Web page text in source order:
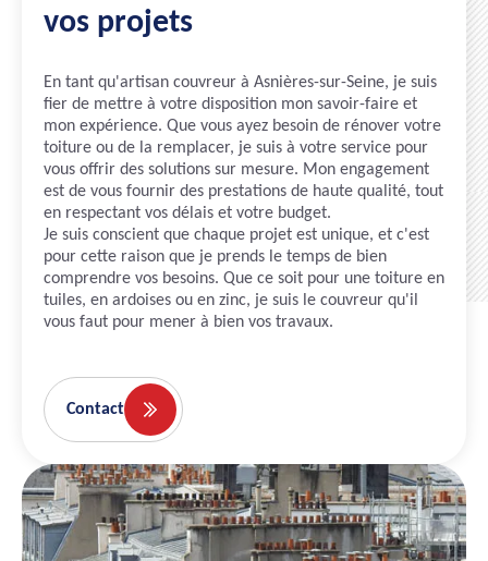
vos projets
En tant qu'artisan couvreur à Asnières-sur-Seine, je suis
fier de mettre à votre disposition mon savoir-faire et
mon expérience. Que vous ayez besoin de rénover votre
toiture ou de la remplacer, je suis à votre service pour
vous offrir des solutions sur mesure. Mon engagement
est de vous fournir des prestations de haute qualité, tout
en respectant vos délais et votre budget.
Je suis conscient que chaque projet est unique, et c'est
pour cette raison que je prends le temps de bien
comprendre vos besoins. Que ce soit pour une toiture en
tuiles, en ardoises ou en zinc, je suis le couvreur qu'il
vous faut pour mener à bien vos travaux.
Contact